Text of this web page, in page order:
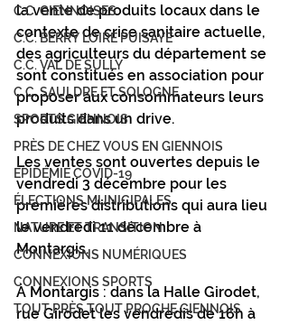
C.C. GIENNOISES
C.C. BERRY LOIRE PUISAYE
C.C. VAL DE SULLY
C.C. SAULDRE ET SOLOGNE
SPORTS GIENNOIS
PRÈS DE CHEZ VOUS EN GIENNOIS
ÉPIDÉMIE COVID-19
ÉLECTIONS MUNICIPALES
NATURE ET TRANSITION
CONNEXIONS NUMÉRIQUES
CONNEXIONS SPORTS
TOUT PRÈS TOUT PROCHE GIENNOIS
la vente de produits locaux dans le
contexte de crise sanitaire actuelle,
des agriculteurs du département se
sont constitués en association pour
proposer aux consommateurs leurs
produits dans un drive.
Les ventes sont ouvertes depuis le
vendredi 3 décembre pour les
premières distributions qui aura lieu
le vendredi 11 décembre à
Montargis.
À Montargis : dans la Halle Girodet,
rue Girodet les vendredis de 16h à